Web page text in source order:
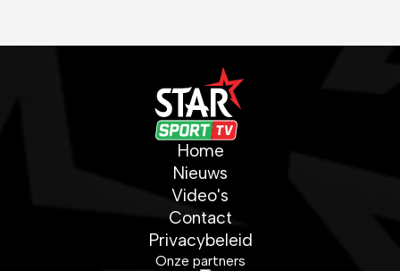
Home
Nieuws
Video's
Contact
Privacybeleid
Onze partners